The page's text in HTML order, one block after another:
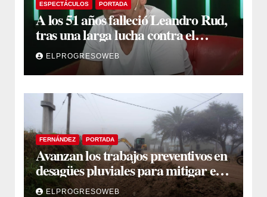
ESPECTÁCULOS PORTADA
A los 51 años falleció Leandro Rud,
tras una larga lucha contra el
cáncer
ELPROGRESOWEB
FERNÁNDEZ PORTADA
Avanzan los trabajos preventivos en
desagües pluviales para mitigar el
impacto de la temporada de lluvias
ELPROGRESOWEB